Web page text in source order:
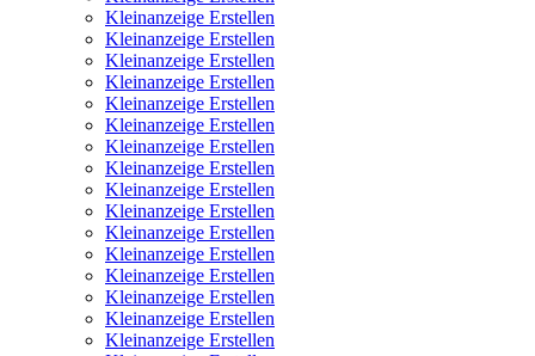
Kleinanzeige Erstellen
Kleinanzeige Erstellen
Kleinanzeige Erstellen
Kleinanzeige Erstellen
Kleinanzeige Erstellen
Kleinanzeige Erstellen
Kleinanzeige Erstellen
Kleinanzeige Erstellen
Kleinanzeige Erstellen
Kleinanzeige Erstellen
Kleinanzeige Erstellen
Kleinanzeige Erstellen
Kleinanzeige Erstellen
Kleinanzeige Erstellen
Kleinanzeige Erstellen
Kleinanzeige Erstellen